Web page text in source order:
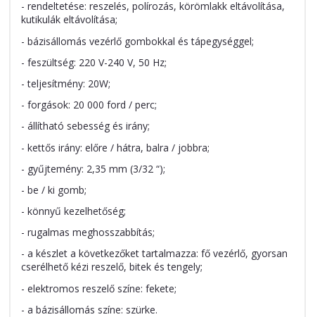
- rendeltetése: reszelés, polírozás, körömlakk eltávolítása,
kutikulák eltávolítása;
- bázisállomás vezérlő gombokkal és tápegységgel;
- feszültség: 220 V-240 V, 50 Hz;
- teljesítmény: 20W;
- forgások: 20 000 ford / perc;
- állítható sebesség és irány;
- kettős irány: előre / hátra, balra / jobbra;
- gyűjtemény: 2,35 mm (3/32 “);
- be / ki gomb;
- könnyű kezelhetőség;
- rugalmas meghosszabbítás;
- a készlet a következőket tartalmazza: fő vezérlő, gyorsan
cserélhető kézi reszelő, bitek és tengely;
- elektromos reszelő színe: fekete;
- a bázisállomás színe: szürke.